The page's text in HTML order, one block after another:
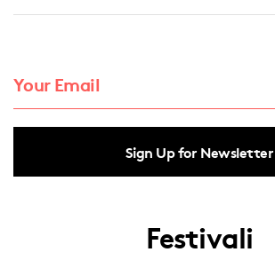
Sign Up for Newsletter
Festivali